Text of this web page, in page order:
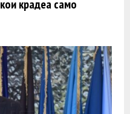
крадеа само